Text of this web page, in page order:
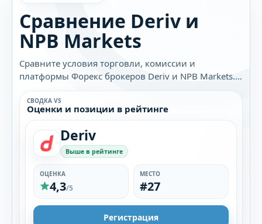
Сравнение Deriv и
NPB Markets
Сравните условия торговли, комиссии и
платформы Форекс брокеров Deriv и NPB Markets.
Узнайте, какой брокер лучше подходит именно
вам.
СВОДКА VS
Оценки и позиции в рейтинге
Deriv
Выше в рейтинге
ОЦЕНКА
4,3/5
МЕСТО
#27
Регистрация